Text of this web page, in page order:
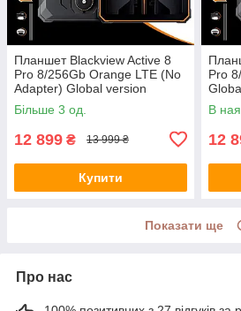
Планшет Blackview Active 8
Pro 8/256Gb Orange LTE (No
Adapter) Global version
Більше 3 од.
12 899 ₴ 13 999 ₴
Купити
Pro
В
12
Показати ще
Про нас